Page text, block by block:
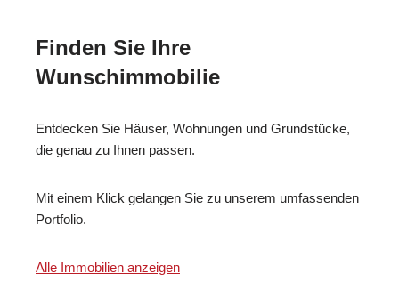
Finden Sie Ihre
Wunschimmobilie
Entdecken Sie Häuser, Wohnungen und Grundstücke,
die genau zu Ihnen passen.
Mit einem Klick gelangen Sie zu unserem umfassenden
Portfolio.
Alle Immobilien anzeigen